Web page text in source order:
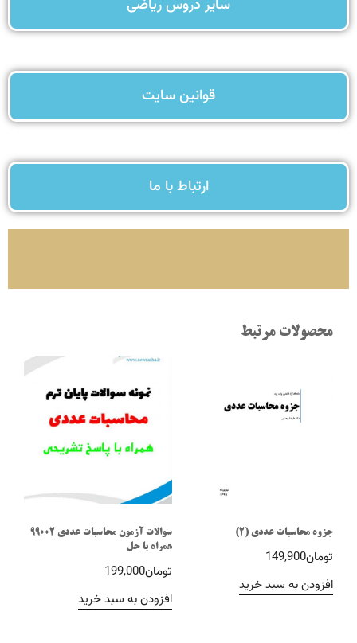
سایر دروس ریاضی
قوانین سایت
ارتباط با ما
محصولات مرتبط
جزوه محاسبات عددی (2)
تومان149,900
افزودن به سبد خرید
سوالات آزمون محاسبات عددی 99002
همراه با حل
تومان199,000
افزودن به سبد خرید